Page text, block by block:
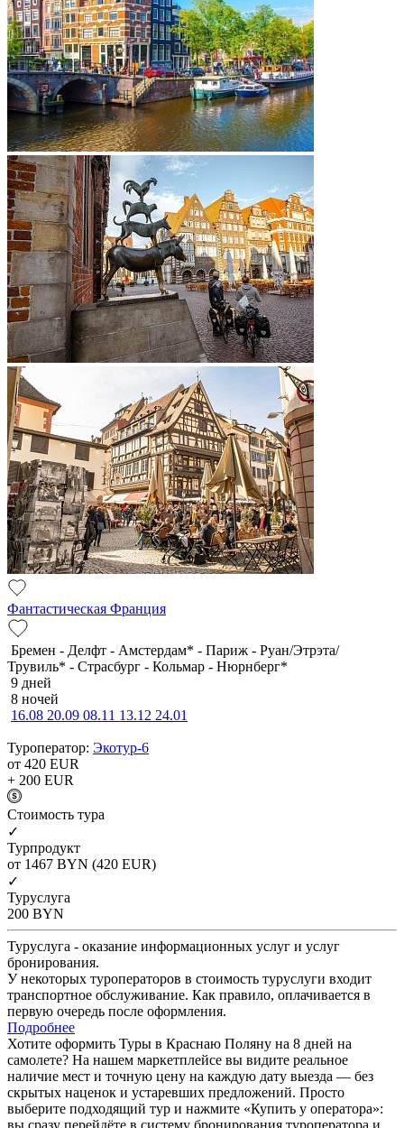
Фантастическая Франция
Бремен - Делфт - Амстердам* - Париж - Руан/Этрэта/
Трувиль* - Страсбург - Кольмар - Нюрнберг*
9 дней
8 ночей
16.08 20.09 08.11 13.12 24.01
Туроператор: Экотур-6
от 420 EUR
+ 200 EUR
Cтоимость тура
✓
Турпродукт
от 1467 BYN (420 EUR)
✓
Туруслуга
200 BYN
Туруслуга - оказание информационных услуг и услуг
бронирования.
У некоторых туроператоров в стоимость туруслуги входит
транспортное обслуживание. Как правило, оплачивается в
первую очередь после оформления.
Подробнее
Хотите оформить Туры в Краснаю Поляну на 8 дней на
самолете? На нашем маркетплейсе вы видите реальное
наличие мест и точную цену на каждую дату выезда — без
скрытых наценок и устаревших предложений. Просто
выберите подходящий тур и нажмите «Купить у оператора»:
вы сразу перейдёте в систему бронирования туроператора и